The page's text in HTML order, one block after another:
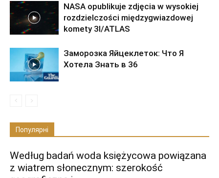
NASA opublikuje zdjęcia w wysokiej
rozdzielczości międzygwiazdowej
komety 3I/ATLAS
Заморозка Яйцеклеток: Что Я
Хотела Знать в 36
Популярні
Według badań woda księżycowa powiązana
z wiatrem słonecznym: szerokość